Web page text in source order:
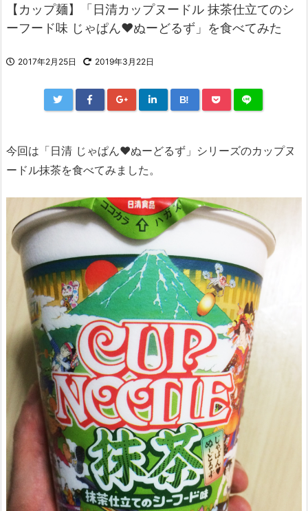
【カップ麺】「日清カップヌードル 抹茶仕立てのシ
ーフード味 じゃぱん♥ぬーどるず」を食べてみた
2017年2月25日 2019年3月22日
B!
今回は「日清 じゃぱん♥ぬーどるず」シリーズのカップヌ
ードル抹茶を食べてみました。